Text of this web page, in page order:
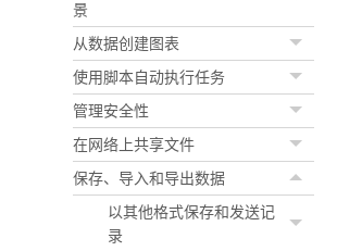
景
从数据创建图表
使用脚本自动执行任务
管理安全性
在网络上共享文件
保存、导入和导出数据
以其他格式保存和发送记
录